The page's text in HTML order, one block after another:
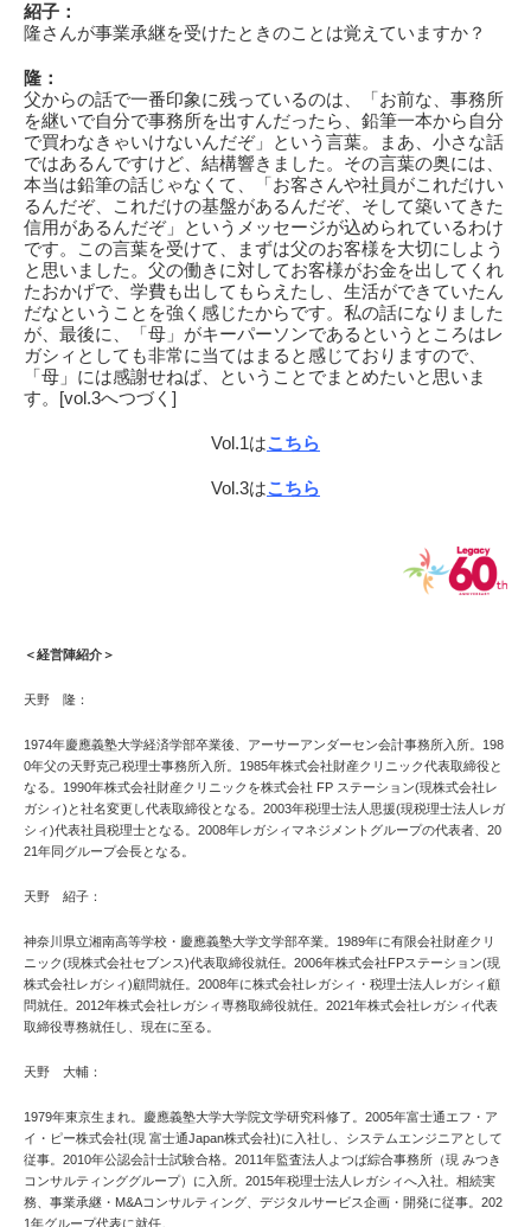
紹子：
隆さんが事業承継を受けたときのことは覚えていますか？
隆：
父からの話で一番印象に残っているのは、「お前な、事務所
を継いで自分で事務所を出すんだったら、鉛筆一本から自分
で買わなきゃいけないんだぞ」という言葉。まあ、小さな話
ではあるんですけど、結構響きました。その言葉の奥には、
本当は鉛筆の話じゃなくて、「お客さんや社員がこれだけい
るんだぞ、これだけの基盤があるんだぞ、そして築いてきた
信用があるんだぞ」というメッセージが込められているわけ
です。この言葉を受けて、まずは父のお客様を大切にしよう
と思いました。父の働きに対してお客様がお金を出してくれ
たおかげで、学費も出してもらえたし、生活ができていたん
だなということを強く感じたからです。私の話になりました
が、最後に、「母」がキーパーソンであるというところはレ
ガシィとしても非常に当てはまると感じておりますので、
「母」には感謝せねば、ということでまとめたいと思いま
す。 [vol.3へつづく ]
Vol.1はこちら
Vol.3はこちら
＜経営陣紹介＞
天野 隆：
1974年慶應義塾大学経済学部卒業後、アーサーアンダーセン会計事務所入所。198
0年父の天野克己税理士事務所入所。1985年株式会社財産クリニック代表取締役と
なる。1990年株式会社財産クリニックを株式会社 FP ステーション(現株式会社レ
ガシィ)と社名変更し代表取締役となる。2003年税理士法人思援(現税理士法人レガ
シィ)代表社員税理士となる。2008年レガシィマネジメントグループの代表者、20
21年同グループ会長となる。
天野 紹子：
神奈川県立湘南高等学校・慶應義塾大学文学部卒業。1989年に有限会社財産クリ
ニック(現株式会社セブンス)代表取締役就任。2006年株式会社FPステーション(現
株式会社レガシィ)顧問就任。2008年に株式会社レガシィ・税理士法人レガシィ顧
問就任。2012年株式会社レガシィ専務取締役就任。2021年株式会社レガシィ代表
取締役専務就任し、現在に至る。
天野 大輔：
1979年東京生まれ。慶應義塾大学大学院文学研究科修了。2005年富士通エフ・ア
イ・ピー株式会社(現 富士通Japan株式会社)に入社し、システムエンジニアとして
従事。2010年公認会計士試験合格。2011年監査法人よつば綜合事務所（現 みつき
コンサルティンググループ）に入所。2015年税理士法人レガシィへ入社。相続実
務、事業承継・M&Aコンサルティング、デジタルサービス企画・開発に従事。202
1年グループ代表に就任。